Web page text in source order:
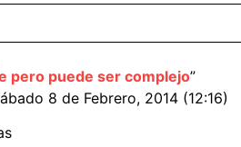
pero puede ser complejo”
8 de Febrero, 2014 (12:16)